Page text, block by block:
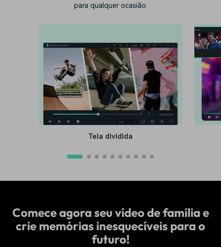
para qualquer ocasião.
Tela dividida
Comece agora seu vídeo de família e
crie memórias inesquecíveis para o
futuro!